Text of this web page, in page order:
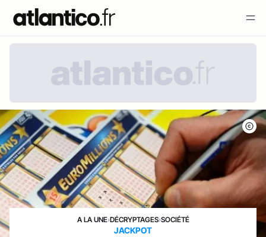
A LA UNE›DÉCRYPTAGES›SOCIÉTÉ
JACKPOT